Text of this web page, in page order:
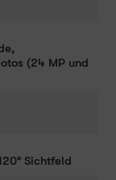
(24 MP und
Sichtfeld